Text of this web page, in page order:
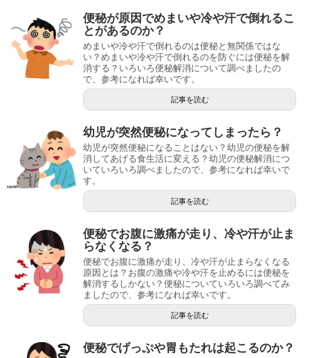
便秘が原因でめまいや冷や汗で倒れるこ
とがあるのか？
めまいや冷や汗で倒れるのは便秘と無関係ではな
い？めまいや冷や汗で倒れるのを防ぐには便秘を解
消する？いろいろ便秘解消について調べましたの
で、参考になれば幸いです。
記事を読む
幼児が突然便秘になってしまったら？
幼児が突然便秘になることはない？幼児の便秘を解
消してあげる食生活に変える？幼児の便秘解消につ
いていろいろ調べましたので、参考になれば幸いで
す。
記事を読む
便秘でお腹に激痛が走り、冷や汗が止ま
らなくなる？
便秘でお腹に激痛が走り、冷や汗が止まらなくなる
原因とは？お腹の激痛や冷や汗を止めるには便秘を
解消するしかない？便秘についていろいろ調べてみ
ましたので、参考になれば幸いです。
記事を読む
便秘でげっぷや胃もたれは起こるのか？